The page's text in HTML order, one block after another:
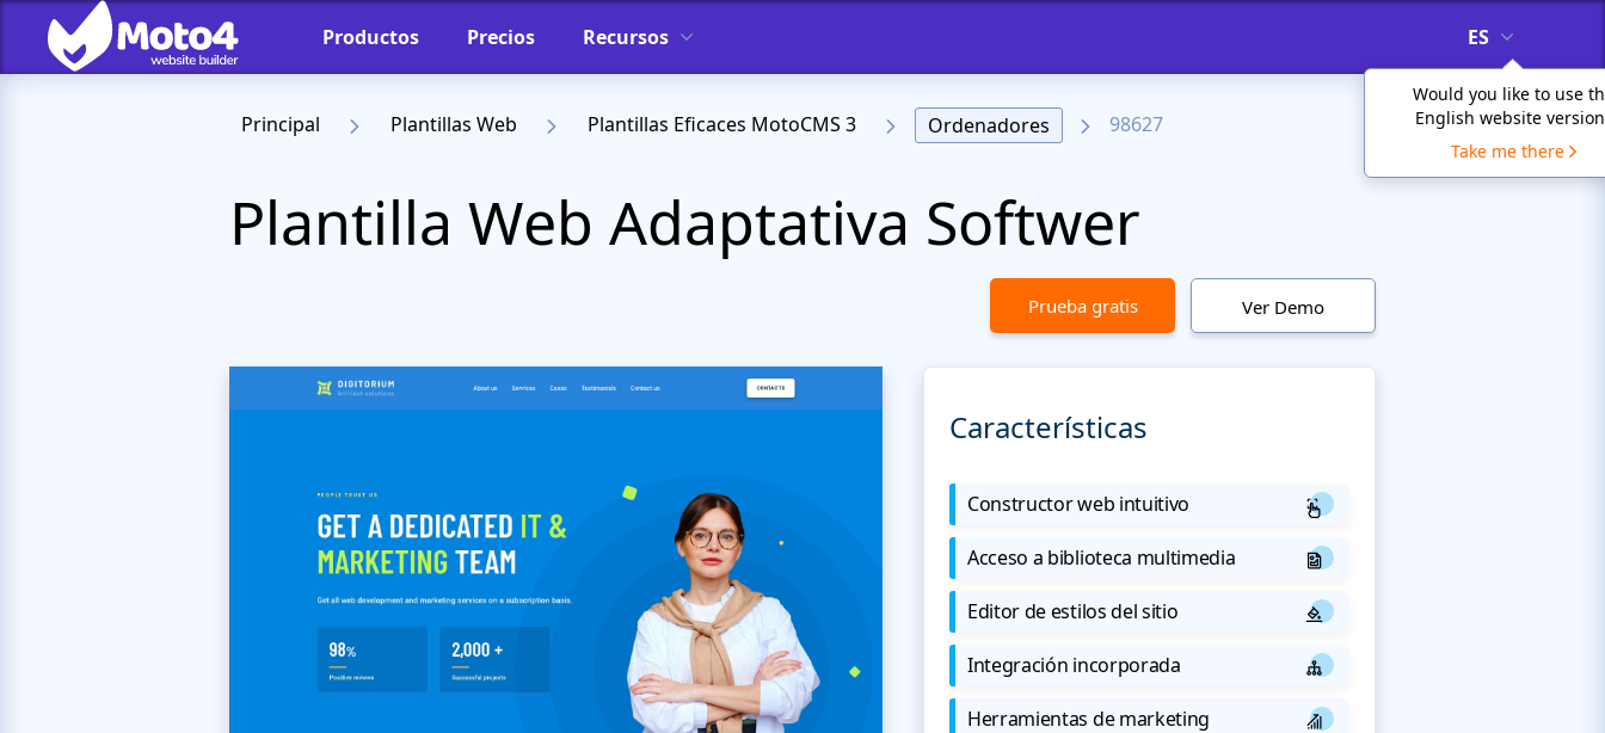
Productos Precios Recursos ES
Would you like to use
English website
Take me there
Principal Plantillas Web Plantillas Eficaces MotoCMS 3 Ordenadores 98627
Plantilla Web Adaptativa Softwer
Prueba gratis Ver Demo
Características
Constructor web intuitivo
Acceso a biblioteca multimedia
Editor de estilos del sitio
Integración incorporada
Herramientas de marketing